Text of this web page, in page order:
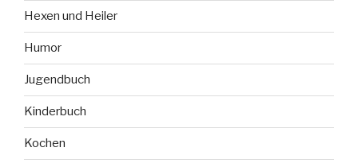
Hexen und Heiler
Humor
Jugendbuch
Kinderbuch
Kochen